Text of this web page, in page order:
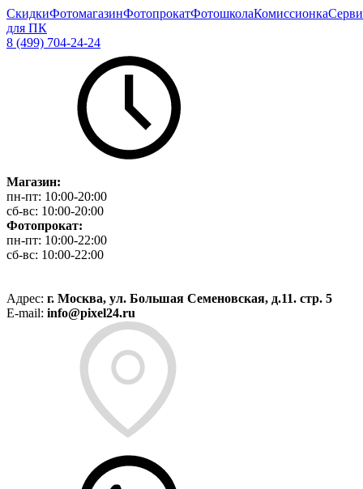
СкидкиФотомагазинФотопрокатФотошколаКомиссионка
для ПК
8 (499) 704-24-24
Магазин:
пн-пт: 10:00-20:00
сб-вс: 10:00-20:00
Фотопрокат:
пн-пт: 10:00-22:00
сб-вс: 10:00-22:00
Адрес: г. Москва, ул. Большая Семеновская, д.11. стр. 5
E-mail: info@pixel24.ru